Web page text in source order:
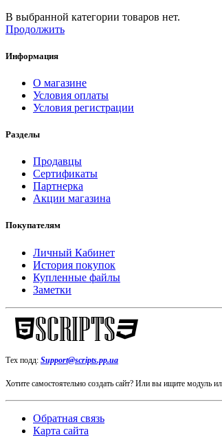
В выбранной категории товаров нет.
Продолжить
Информация
О магазине
Условия оплаты
Условия регистрации
Разделы
Продавцы
Сертификаты
Партнерка
Акции магазина
Покупателям
Личный Кабинет
История покупок
Купленные файлы
Заметки
Тех подд: Support@scripts.pp.ua
Хотите самостоятельно создать сайт? Или вы ищите модуль
Обратная связь
Карта сайта